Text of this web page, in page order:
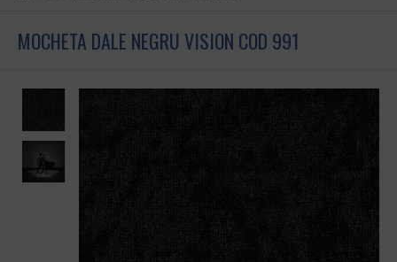
MOCHETA DALE NEGRU VISION COD 991